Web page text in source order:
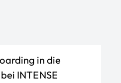
in die
INTENSE